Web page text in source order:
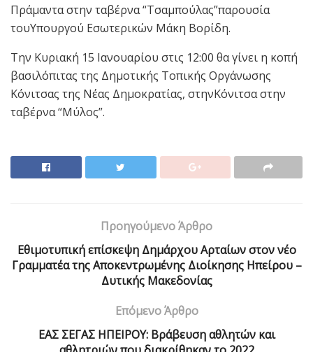
Πράμαντα στην ταβέρνα “Τσαμπούλας”παρουσία
τουΥπουργού Εσωτερικών Μάκη Βορίδη.
Την Κυριακή 15 Ιανουαρίου στις 12:00 θα γίνει η κοπή
βασιλόπιτας της Δημοτικής Τοπικής Οργάνωσης
Κόνιτσας της Νέας Δημοκρατίας, στηνΚόνιτσα στην
ταβέρνα “Μύλος”.
Προηγούμενο Άρθρο
Εθιμοτυπική επίσκεψη Δημάρχου Αρταίων στον νέο
Γραμματέα της Αποκεντρωμένης Διοίκησης Ηπείρου –
Δυτικής Μακεδονίας
Επόμενο Άρθρο
ΕΑΣ ΣΕΓΑΣ ΗΠΕΙΡΟΥ: Bράβευση αθλητών και